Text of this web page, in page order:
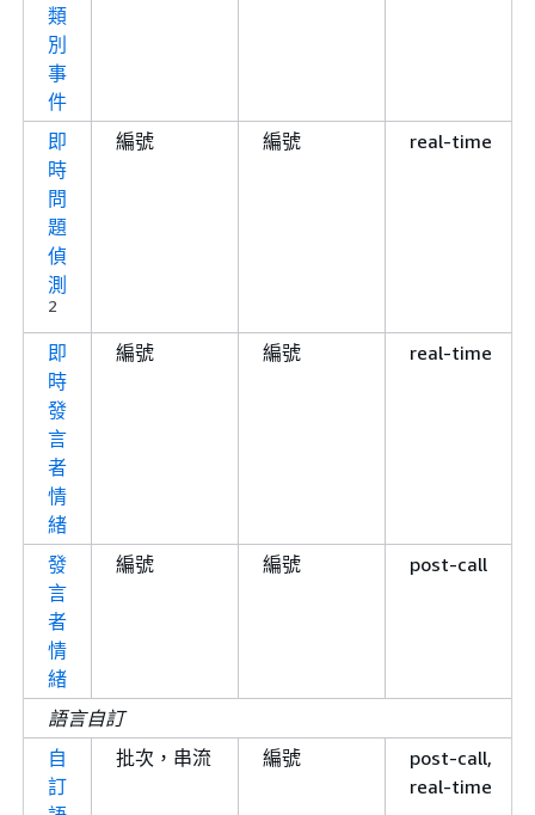
類
別
事
件
即
時
問
題
偵
測
2
編號 編號 real-time
即
時
發
言
者
情
緒
編號 編號 real-time
發
言
者
情
緒
編號 編號 post-call
語言自訂
自
訂
批次，串流 編號
post-call,
real-time